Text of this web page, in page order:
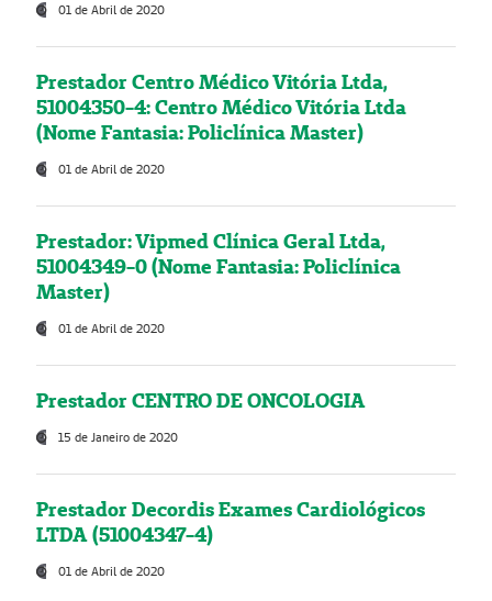
01 de Abril de 2020
Prestador Centro Médico Vitória Ltda,
51004350-4: Centro Médico Vitória Ltda
(Nome Fantasia: Policlínica Master)
01 de Abril de 2020
Prestador: Vipmed Clínica Geral Ltda,
51004349-0 (Nome Fantasia: Policlínica
Master)
01 de Abril de 2020
Prestador CENTRO DE ONCOLOGIA
15 de Janeiro de 2020
Prestador Decordis Exames Cardiológicos
LTDA (51004347-4)
01 de Abril de 2020